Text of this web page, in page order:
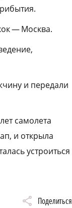
— Москва.
и передали
самолета
и открыла
устроиться
Поделиться